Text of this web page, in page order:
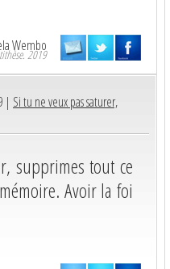
Wembo
2019
| Si tu ne veux pas saturer,
supprimes tout ce
Avoir la foi